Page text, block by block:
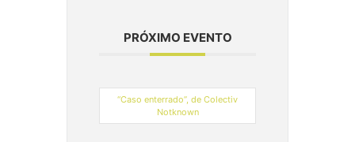
PRÓXIMO EVENTO
“Caso enterrado”, de Colectiv
Notknown